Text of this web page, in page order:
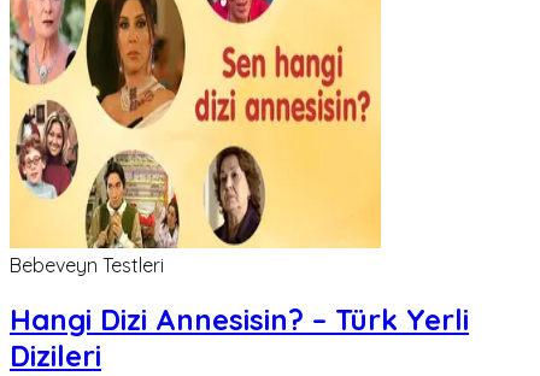
Bebeveyn Testleri
Hangi Dizi Annesisin? – Türk Yerli
Dizileri